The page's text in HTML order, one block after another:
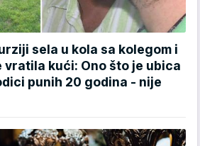
sela u kola sa kolegom i
vratila kući: Ono što je ubica
punih 20 godina - nije